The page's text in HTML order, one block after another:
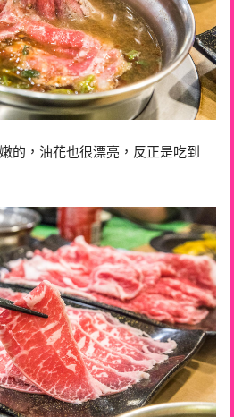
的，油花也很漂亮，反正是吃到